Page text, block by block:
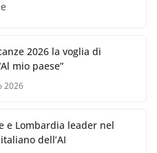
2026 la voglia di
mio paese”
2026
e Lombardia leader nel
dell’AI